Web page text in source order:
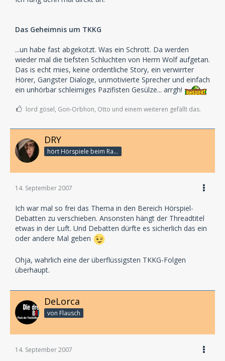
Das Geheimnis um TKKG
...un habe fast abgekotzt. Was ein Schrott. Da werden
wieder mal die tiefsten Schluchten von Herrn Wolf aufgetan.
Das is echt mies, keine ordentliche Story, ein verwirrter
Hörer, Gangster Dialoge, unmotivierte Sprecher und einfach
ein unhörbar schleimiges Pazifisten Gesülze... arrgh!
lord gösel, Gon-Orbhon, Otto und einem weiteren gefällt das.
DRY
hört Hörspiele beim Rasenmähen
14. September 2007
Ich war mal so frei das Thema in den Bereich Hörspiel-
Debatten zu verschieben. Ansonsten hängt der Threadtitel
etwas in der Luft. Und Debatten dürfte es sicherlich das ein
oder andere Mal geben
Ohja, wahrlich eine der überflüssigsten TKKG-Folgen
überhaupt.
DeLorca
von Flausch
14. September 2007